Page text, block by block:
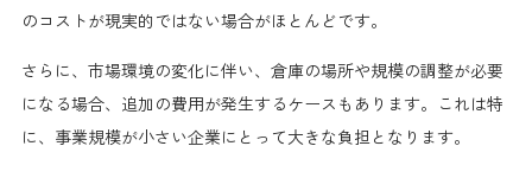
のコストが現実的ではない場合がほとんどです。
さらに、市場環境の変化に伴い、倉庫の場所や規模の調整が必要
になる場合、追加の費用が発生するケースもあります。これは特
に、事業規模が小さい企業にとって大きな負担となります。